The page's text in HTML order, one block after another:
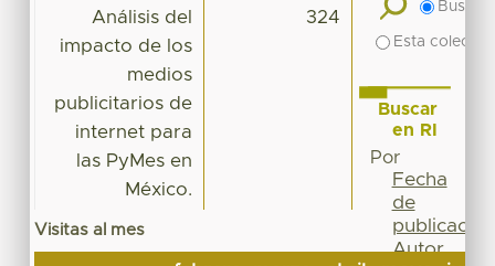
Análisis del
impacto de los
medios
publicitarios de
internet para
las PyMes en
México.
324
Visitas al mes
Buscar
Esta
Buscar
en RI
Por
Fecha
de
publicación
Autor